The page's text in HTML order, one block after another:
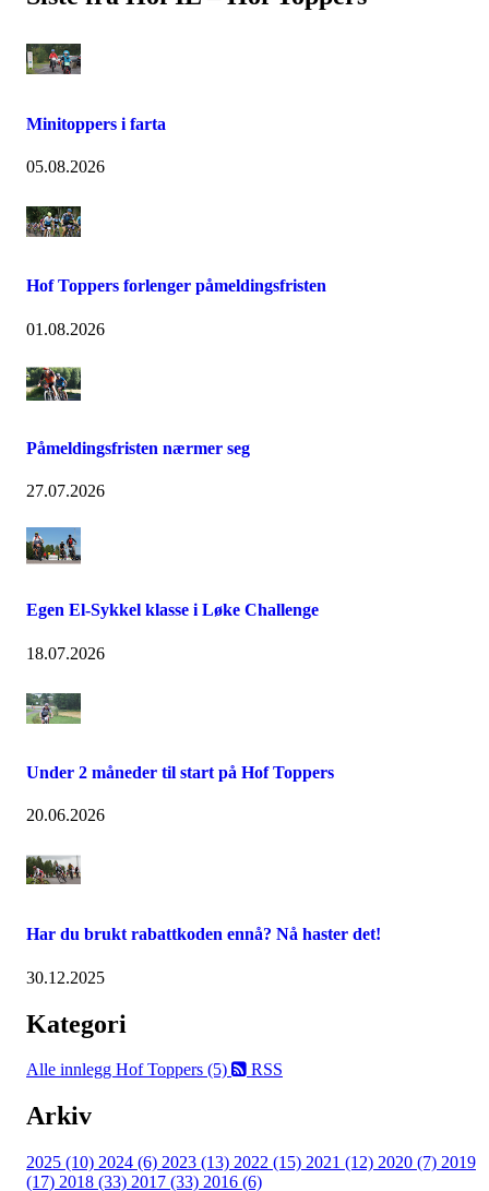
Minitoppers i farta
05.08.2026
Hof Toppers forlenger påmeldingsfristen
01.08.2026
Påmeldingsfristen nærmer seg
27.07.2026
Egen El-Sykkel klasse i Løke Challenge
18.07.2026
Under 2 måneder til start på Hof Toppers
20.06.2026
Har du brukt rabattkoden ennå? Nå haster det!
30.12.2025
Kategori
Alle innlegg Hof Toppers (5) RSS
Arkiv
2025 (10) 2024 (6) 2023 (13) 2022 (15) 2021 (12) 2020 (7) 2019
(17) 2018 (33) 2017 (33) 2016 (6)